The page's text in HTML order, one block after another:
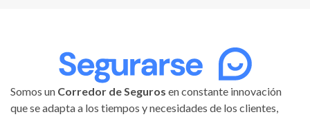
Somos un Corredor de Seguros en constante innovación
que se adapta a los tiempos y necesidades de los clientes,